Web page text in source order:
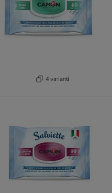
4 varianti